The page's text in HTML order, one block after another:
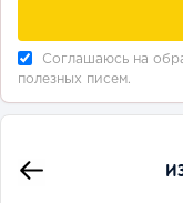
Соглашаюсь на
полезных писем.